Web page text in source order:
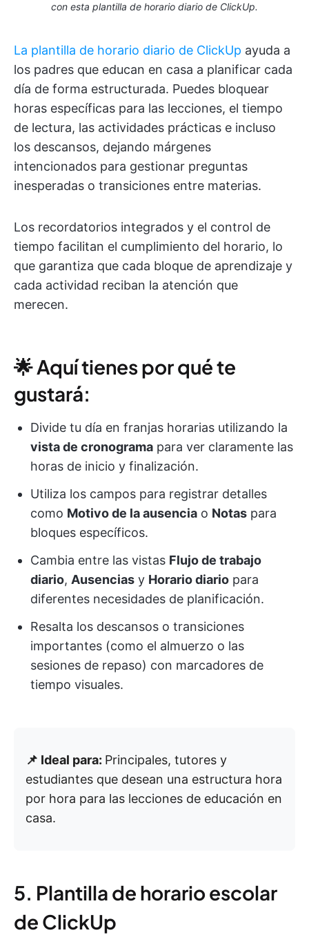
con esta plantilla de horario diario de ClickUp.
La plantilla de horario diario de ClickUp ayuda a
los padres que educan en casa a planificar cada
día de forma estructurada. Puedes bloquear
horas específicas para las lecciones, el tiempo
de lectura, las actividades prácticas e incluso
los descansos, dejando márgenes
intencionados para gestionar preguntas
inesperadas o transiciones entre materias.
Los recordatorios integrados y el control de
tiempo facilitan el cumplimiento del horario, lo
que garantiza que cada bloque de aprendizaje y
cada actividad reciban la atención que
merecen.
🌟 Aquí tienes por qué te
gustará:
Divide tu día en franjas horarias utilizando la
vista de cronograma para ver claramente las
horas de inicio y finalización.
Utiliza los campos para registrar detalles
como Motivo de la ausencia o Notas para
bloques específicos.
Cambia entre las vistas Flujo de trabajo
diario, Ausencias y Horario diario para
diferentes necesidades de planificación.
Resalta los descansos o transiciones
importantes (como el almuerzo o las
sesiones de repaso) con marcadores de
tiempo visuales.
📌 Ideal para: Principales, tutores y
estudiantes que desean una estructura hora
por hora para las lecciones de educación en
casa.
5. Plantilla de horario escolar
de ClickUp